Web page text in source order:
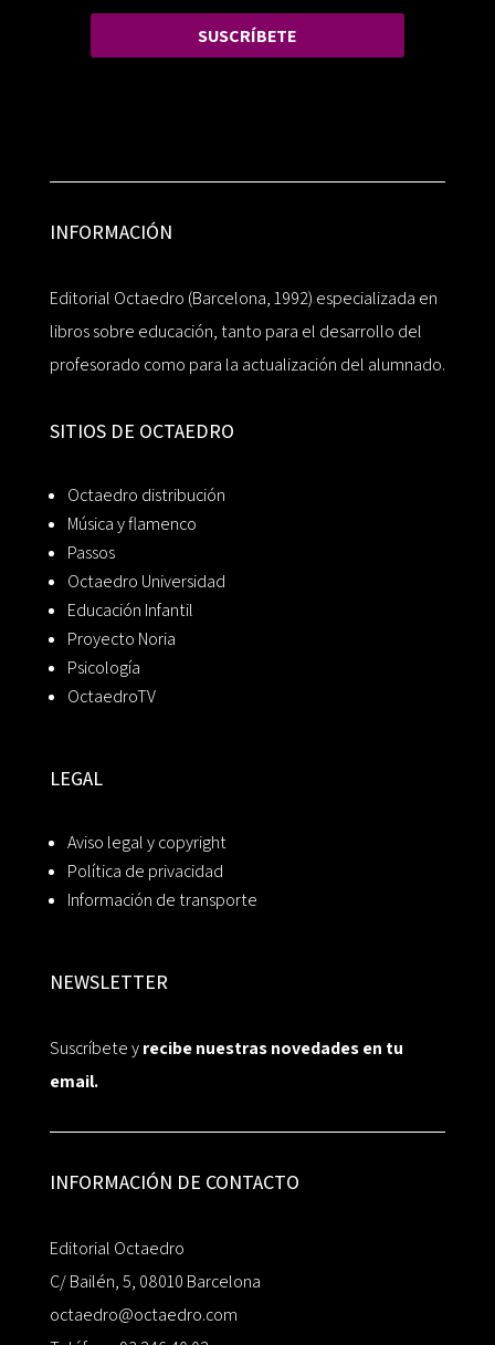
SUSCRÍBETE
INFORMACIÓN
Editorial Octaedro (Barcelona, 1992) especializada en
libros sobre educación, tanto para el desarrollo del
profesorado como para la actualización del alumnado.
SITIOS DE OCTAEDRO
Octaedro distribución
Música y flamenco
Passos
Octaedro Universidad
Educación Infantil
Proyecto Noria
Psicología
OctaedroTV
LEGAL
Aviso legal y copyright
Política de privacidad
Información de transporte
NEWSLETTER
Suscríbete yrecibe nuestras novedades en tu
email.
INFORMACIÓN DE CONTACTO
Editorial Octaedro
C/ Bailén, 5, 08010 Barcelona
octaedro@octaedro.com